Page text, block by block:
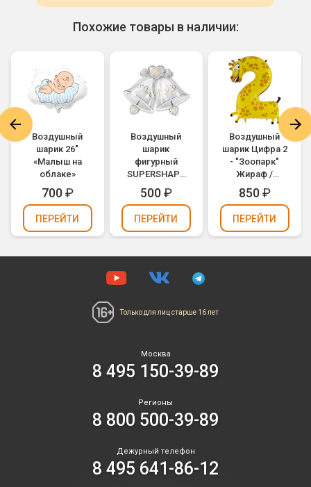
Похожие товары в наличии:
Воздушный
шарик 26"
«Малыш на
облаке»
700₽
ПЕРЕЙТИ
Воздушный
шарик
фигурный
SUPERSHAPE
Свадебные
колокола
(1207-0361)
500₽
ПЕРЕЙТИ
Воздушный
шарик Цифра 2
- "Зоопарк"
Жираф /
Animaloons
Giraffe (1207-
1684)
850₽
ПЕРЕЙТИ
Только для лиц старше 16 лет
Москва
8 495 150-39-89
Регионы
8 800 500-39-89
Дежурный телефон
8 495 641-86-12